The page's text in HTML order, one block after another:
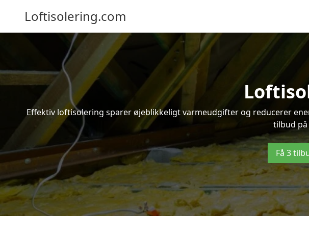
Loftisolering.com
Effektiv loftisolering sparer øjeblikkeligt varmeudgifter og reducerer
tilbud
Få 3